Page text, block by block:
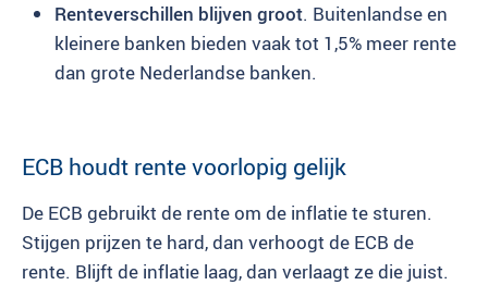
Renteverschillen blijven groot. Buitenlandse en
kleinere banken bieden vaak tot 1,5% meer rente
dan grote Nederlandse banken.
ECB houdt rente voorlopig gelijk
De ECB gebruikt de rente om de inflatie te sturen.
Stijgen prijzen te hard, dan verhoogt de ECB de
rente. Blijft de inflatie laag, dan verlaagt ze die juist.